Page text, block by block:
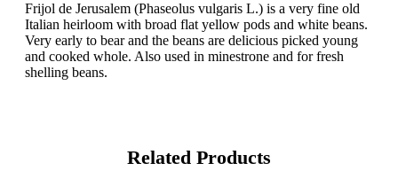
Frijol de Jerusalem (Phaseolus vulgaris L.) is a very fine old
Italian heirloom with broad flat yellow pods and white beans.
Very early to bear and the beans are delicious picked young
and cooked whole. Also used in minestrone and for fresh
shelling beans.
Related Products